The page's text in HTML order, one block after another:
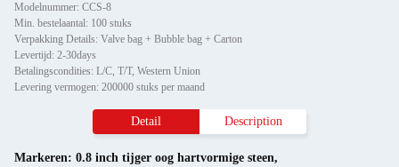
Modelnummer: CCS-8
Min. bestelaantal: 100 stuks
Verpakking Details: Valve bag + Bubble bag + Carton
Levertijd: 2-30days
Betalingscondities: L/C, T/T, Western Union
Levering vermogen: 200000 stuks per maand
Detail Description
Markeren: 0.8 inch tijger oog hartvormige steen,